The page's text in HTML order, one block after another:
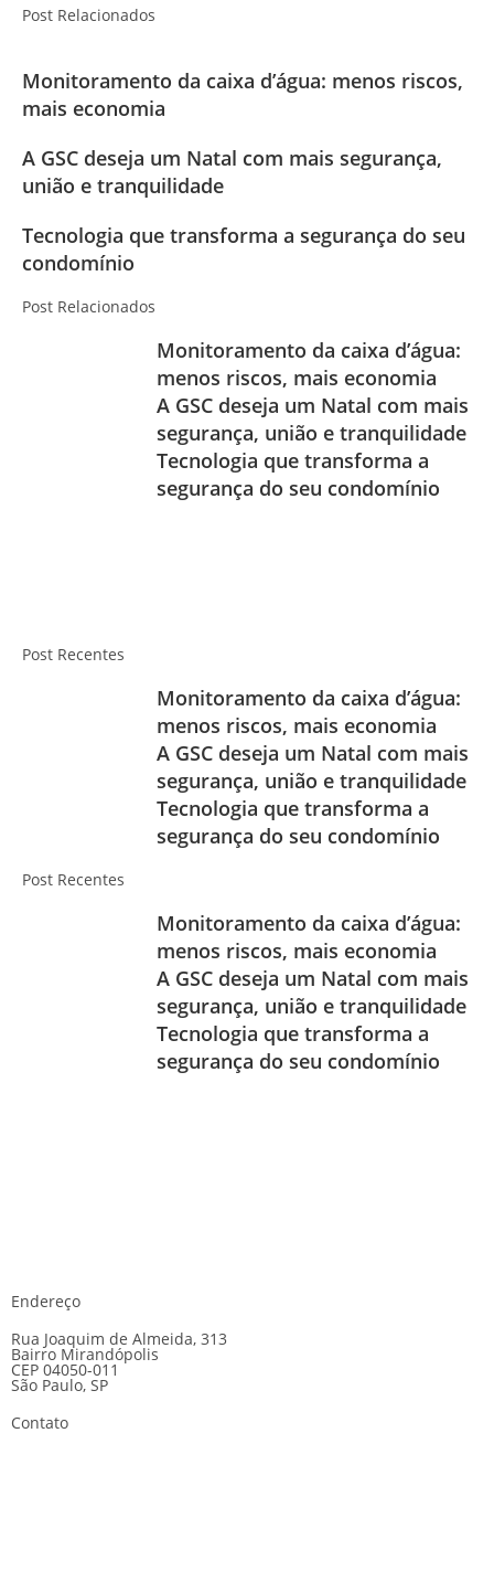
Post Relacionados
Monitoramento da caixa d’água: menos riscos,
mais economia
A GSC deseja um Natal com mais segurança,
união e tranquilidade
Tecnologia que transforma a segurança do seu
condomínio
Post Relacionados
Monitoramento da caixa d’água:
menos riscos, mais economia
A GSC deseja um Natal com mais
segurança, união e tranquilidade
Tecnologia que transforma a
segurança do seu condomínio
Post Recentes
Monitoramento da caixa d’água:
menos riscos, mais economia
A GSC deseja um Natal com mais
segurança, união e tranquilidade
Tecnologia que transforma a
segurança do seu condomínio
Post Recentes
Monitoramento da caixa d’água:
menos riscos, mais economia
A GSC deseja um Natal com mais
segurança, união e tranquilidade
Tecnologia que transforma a
segurança do seu condomínio
Endereço
Rua Joaquim de Almeida, 313
Bairro Mirandópolis
CEP 04050-011
São Paulo, SP
Contato